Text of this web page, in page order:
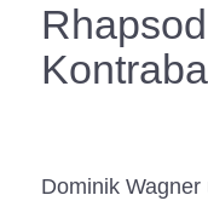
Dominik